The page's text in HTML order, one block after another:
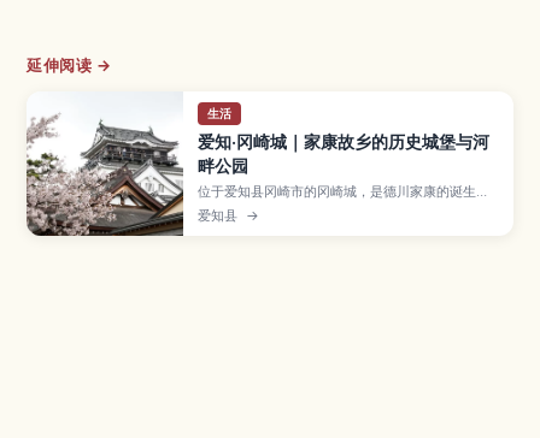
延伸阅读 →
生活
爱知·冈崎城｜家康故乡的历史城堡与河
畔公园
位于爱知县冈崎市的冈崎城，是德川家康的诞生
地，如今以重建天守、历史博物馆和樱花盛开的冈
崎公园而闻名。本文将介绍城内展览与观景点、家
爱知县 →